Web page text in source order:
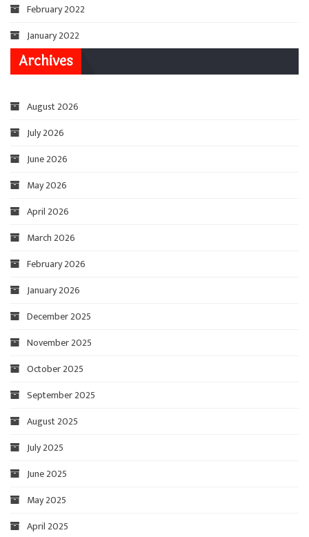
February 2022
January 2022
Archives
August 2026
July 2026
June 2026
May 2026
April 2026
March 2026
February 2026
January 2026
December 2025
November 2025
October 2025
September 2025
August 2025
July 2025
June 2025
May 2025
April 2025